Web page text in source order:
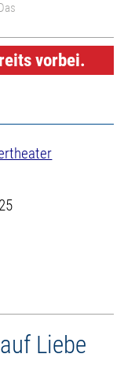
vorbei.
Liebe